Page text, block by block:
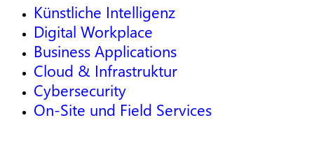
Künstliche Intelligenz
Digital Workplace
Business Applications
Cloud & Infrastruktur
Cybersecurity
On-Site und Field Services